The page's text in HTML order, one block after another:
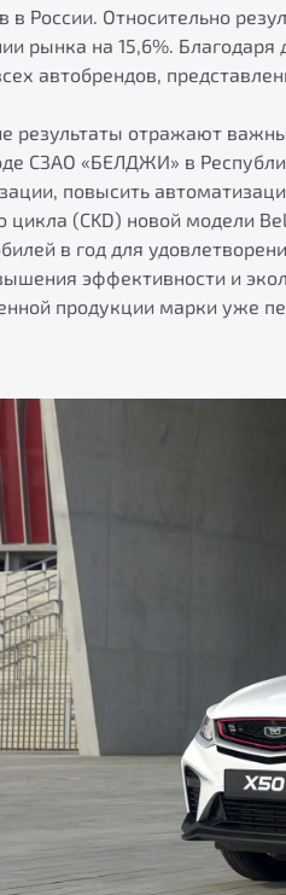
в России. Относительно
рынка на 15,6%.
автобрендов,
результаты отражают
СЗАО «БЕЛДЖИ» в
повысить
цикла (CKD) новой модели
в год для
эффективности и
продукции марки уже